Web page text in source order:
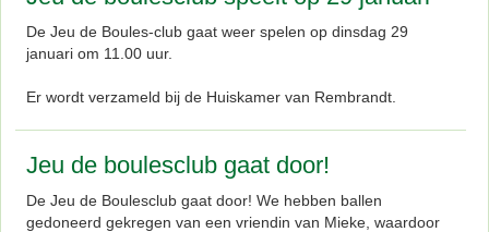
De Jeu de Boules-club gaat weer spelen op dinsdag 29
januari om 11.00 uur.
Er wordt verzameld bij de Huiskamer van Rembrandt.
Jeu de boulesclub gaat door!
De Jeu de Boulesclub gaat door! We hebben ballen
gedoneerd gekregen van een vriendin van Mieke, waardoor